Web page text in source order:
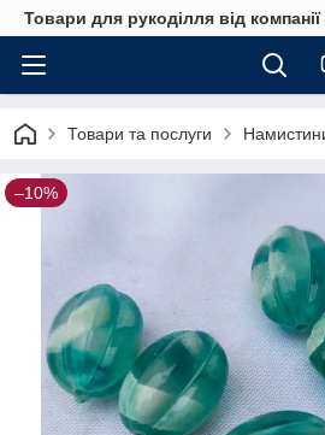
Товари для рукоділля від
Товари та послуги
–10%